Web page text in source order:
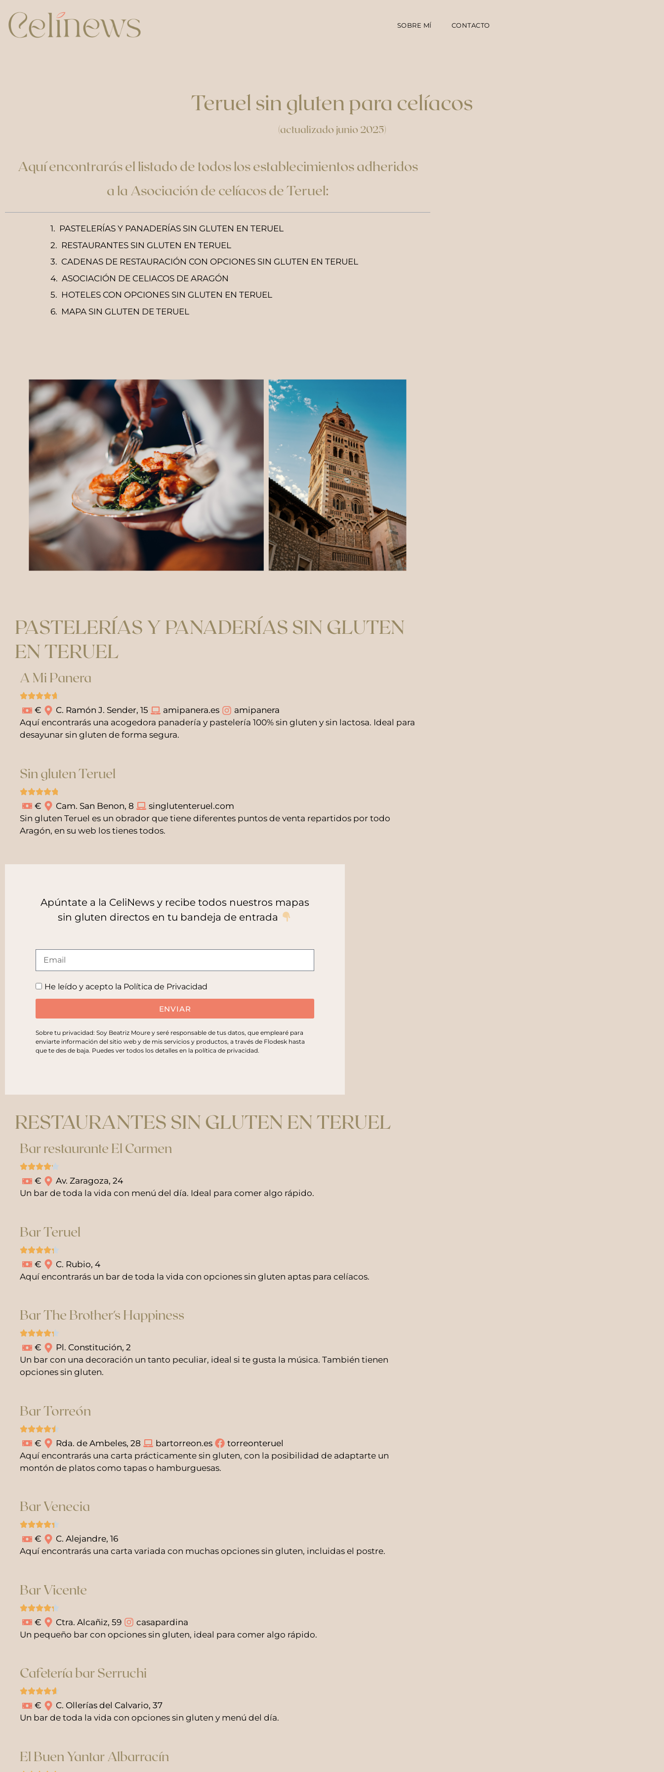
SOBRE MÍ CONTACTO
Teruel sin gluten para celíacos
(actualizado junio 2025)
Aquí encontrarás el listado de todos los establecimientos adheridos
a la Asociación de celíacos de Teruel:
PASTELERÍAS Y PANADERÍAS SIN GLUTEN EN TERUEL
RESTAURANTES SIN GLUTEN EN TERUEL
CADENAS DE RESTAURACIÓN CON OPCIONES SIN GLUTEN EN TERUEL
ASOCIACIÓN DE CELIACOS DE ARAGÓN
HOTELES CON OPCIONES SIN GLUTEN EN TERUEL
MAPA SIN GLUTEN DE TERUEL
PASTELERÍAS Y PANADERÍAS SIN GLUTEN
EN TERUEL
A Mi Panera
€ C. Ramón J. Sender, 15 amipanera.es
amipanera
Aquí encontrarás una acogedora panadería y pastelería 100% sin gluten y sin lactosa. Ideal para
desayunar sin gluten de forma segura.
Sin gluten Teruel
€ Cam. San Benon, 8
singlutenteruel.com
Sin gluten Teruel es un obrador que tiene diferentes puntos de venta repartidos por todo
Aragón, en su web los tienes todos.
Apúntate a la CeliNews y recibe todos nuestros mapas
sin gluten directos en tu bandeja de entrada
He leído y acepto la Política de Privacidad
ENVIAR
Sobre tu privacidad: Soy Beatriz Moure y seré responsable de tus datos, que emplearé para
enviarte información del sitio web y de mis servicios y productos, a través de Flodesk hasta
que te des de baja. Puedes ver todos los detalles en la política de privacidad.
RESTAURANTES SIN GLUTEN EN TERUEL
Bar restaurante El Carmen
€
Av. Zaragoza, 24
Un bar de toda la vida con menú del día. Ideal para comer algo rápido.
Bar Teruel
€
C. Rubio, 4
Aquí encontrarás un bar de toda la vida con opciones sin gluten aptas para celíacos.
Bar The Brother's Happiness
€
Pl. Constitución, 2
Un bar con una decoración un tanto peculiar, ideal si te gusta la música. También tienen
opciones sin gluten.
Bar Torreón
€ Rda. de Ambeles, 28 bartorreon.es
torreonteruel
Aquí encontrarás una carta prácticamente sin gluten, con la posibilidad de adaptarte un
montón de platos como tapas o hamburguesas.
Bar Venecia
€
C. Alejandre, 16
Aquí encontrarás una carta variada con muchas opciones sin gluten, incluidas el postre.
Bar Vicente
€ Ctra. Alcañiz, 59
casapardina
Un pequeño bar con opciones sin gluten, ideal para comer algo rápido.
Cafetería bar Serruchi
€
C. Ollerías del Calvario, 37
Un bar de toda la vida con opciones sin gluten y menú del día.
El Buen Yantar Albarracín